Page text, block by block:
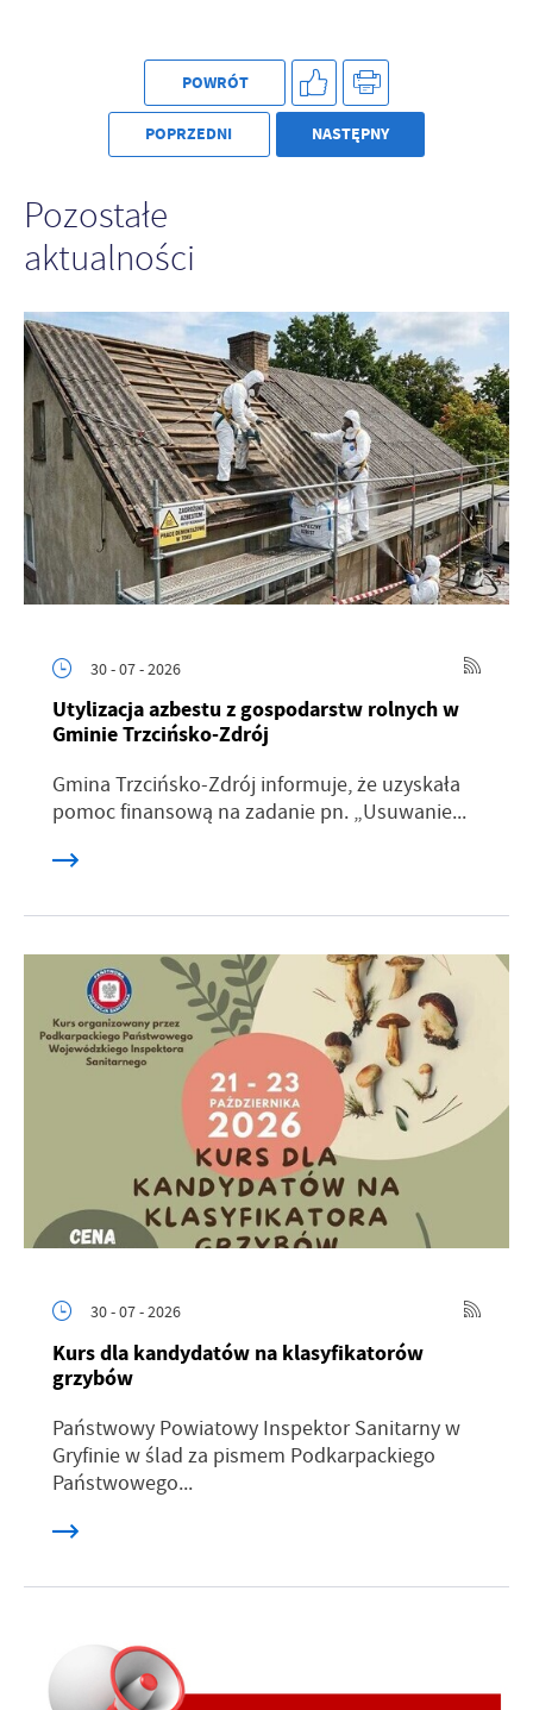
POWRÓT
POPRZEDNI NASTĘPNY
Pozostałe
aktualności
30 - 07 - 2026
Utylizacja azbestu z gospodarstw rolnych w
Gminie Trzcińsko-Zdrój
Gmina Trzcińsko-Zdrój informuje, że uzyskała
pomoc finansową na zadanie pn. „Usuwanie...
30 - 07 - 2026
Kurs dla kandydatów na klasyfikatorów
grzybów
Państwowy Powiatowy Inspektor Sanitarny w
Gryfinie w ślad za pismem Podkarpackiego
Państwowego...